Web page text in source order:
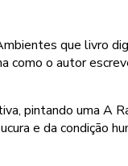
que livro
como o autor
pintando uma A
e da condição